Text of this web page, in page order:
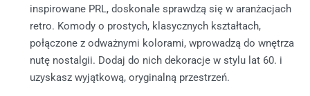
inspirowane PRL, doskonale sprawdzą się w aranżacjach
retro. Komody o prostych, klasycznych kształtach,
połączone z odważnymi kolorami, wprowadzą do wnętrza
nutę nostalgii. Dodaj do nich dekoracje w stylu lat 60. i
uzyskasz wyjątkową, oryginalną przestrzeń.